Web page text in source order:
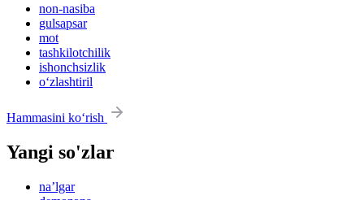
non-nasiba
gulsapsar
mot
tashkilotchilik
ishonchsizlik
o‘zlashtiril
Hammasini ko‘rish
Yangi so'zlar
na’lgar